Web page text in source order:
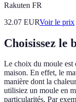
Rakuten FR
32.07 EURVoir le prix
Choisissez le
Le choix du moule est
maison. En effet, le
manière dont la
utilisiez un moule en
particularités. Par